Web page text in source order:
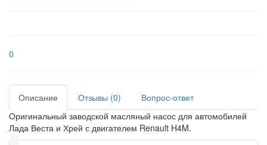
0
Описание Отзывы (0)
Вопрос-ответ
Оригинальный заводской масляный насос для автомобилей
Лада Веста и Хрей с двигателем Renault H4M.